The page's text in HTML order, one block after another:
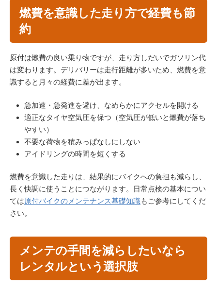
燃費を意識した走り方で経費も節
約
原付は燃費の良い乗り物ですが、走り方しだいでガソリン代
は変わります。デリバリーは走行距離が多いため、燃費を意
識すると月々の経費に差が出ます。
急加速・急発進を避け、なめらかにアクセルを開ける
適正なタイヤ空気圧を保つ（空気圧が低いと燃費が落ち
やすい）
不要な荷物を積みっぱなしにしない
アイドリングの時間を短くする
燃費を意識した走りは、結果的にバイクへの負担も減らし、
長く快調に使うことにつながります。日常点検の基本につい
ては原付バイクのメンテナンス基礎知識もご参考にしてくだ
さい。
メンテの手間を減らしたいなら
レンタルという選択肢